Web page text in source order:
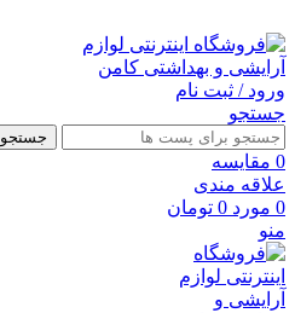
ورود / ثبت نام
جستجو
جستجو
0 مقايسه
علاقه مندی
0 مورد 0 تومان
منو